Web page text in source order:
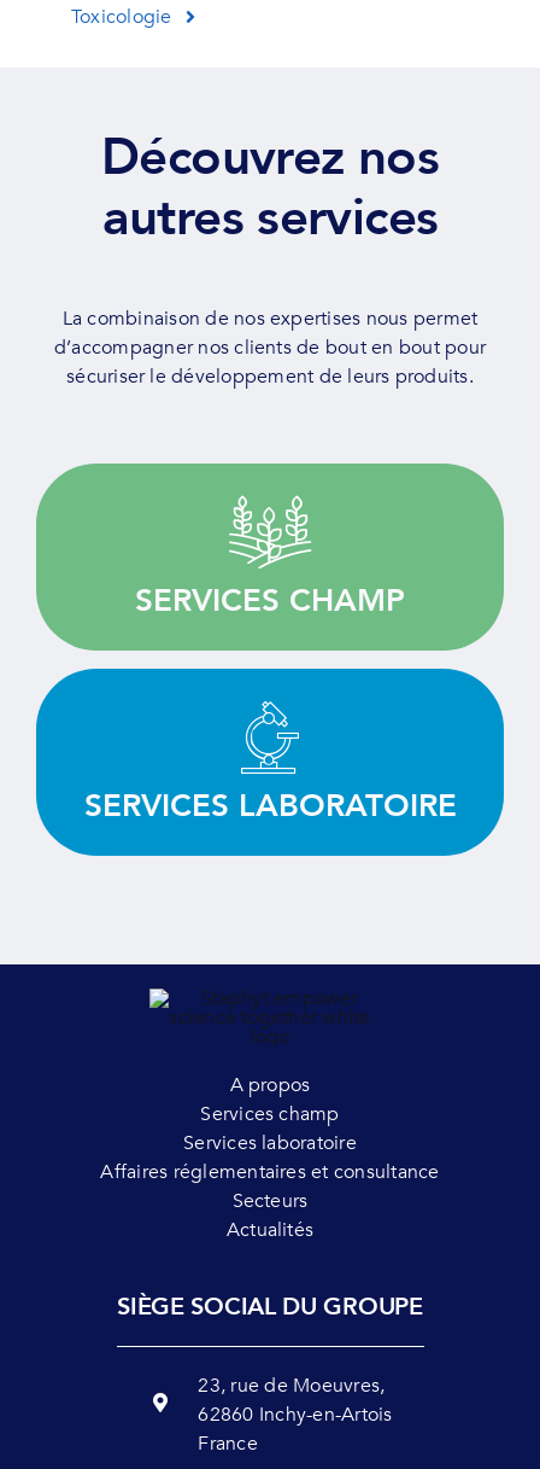
Toxicologie
Découvrez nos
autres services
La combinaison de nos expertises nous permet
d’accompagner nos clients de bout en bout pour
sécuriser le développement de leurs produits.
SERVICES CHAMP
Guidés par la qualité, nous fournissons des
services sur mesure pour la recherche
agronomique.
SERVICES LABORATOIRE
Tester, évaluer et sélectionner vos produits
grâce à notre expertise et à nos équipements
de pointe.
A propos
Services champ
Services laboratoire
Affaires réglementaires et consultance
Secteurs
Actualités
SIÈGE SOCIAL DU GROUPE
23, rue de Moeuvres,
62860 Inchy-en-Artois
France